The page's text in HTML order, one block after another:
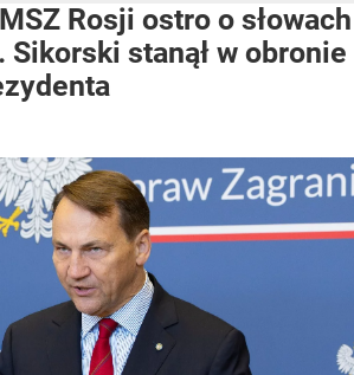
Rosji ostro o słowach
Sikorski stanął w obronie